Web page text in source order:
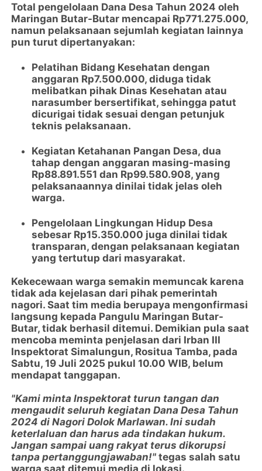
Total pengelolaan Dana Desa Tahun 2024 oleh
Maringan Butar-Butar mencapai Rp771.275.000,
namun pelaksanaan sejumlah kegiatan lainnya
pun turut dipertanyakan:
Pelatihan Bidang Kesehatan dengan
anggaran Rp7.500.000, diduga tidak
melibatkan pihak Dinas Kesehatan atau
narasumber bersertifikat, sehingga patut
dicurigai tidak sesuai dengan petunjuk
teknis pelaksanaan.
Kegiatan Ketahanan Pangan Desa, dua
tahap dengan anggaran masing-masing
Rp88.891.551 dan Rp99.580.908, yang
pelaksanaannya dinilai tidak jelas oleh
warga.
Pengelolaan Lingkungan Hidup Desa
sebesar Rp15.350.000 juga dinilai tidak
transparan, dengan pelaksanaan kegiatan
yang tertutup dari masyarakat.
Kekecewaan warga semakin memuncak karena
tidak ada kejelasan dari pihak pemerintah
nagori. Saat tim media berupaya mengonfirmasi
langsung kepada Pangulu Maringan Butar-
Butar, tidak berhasil ditemui. Demikian pula saat
mencoba meminta penjelasan dari Irban III
Inspektorat Simalungun, Rositua Tamba, pada
Sabtu, 19 Juli 2025 pukul 10.00 WIB, belum
mendapat tanggapan.
"Kami minta Inspektorat turun tangan dan
mengaudit seluruh kegiatan Dana Desa Tahun
2024 di Nagori Dolok Marlawan. Ini sudah
keterlaluan dan harus ada tindakan hukum.
Jangan sampai uang rakyat terus dikorupsi
tanpa pertanggungjawaban!" tegas salah satu
warga saat ditemui media di lokasi.